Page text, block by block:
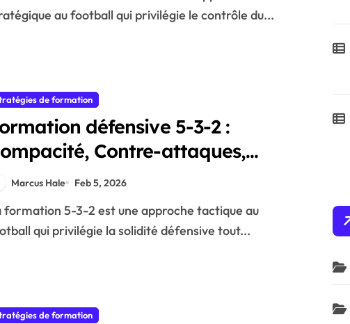
au football qui privilégie le contrôle du...
de formation
défensive 5-3-2 :
Contre-attaques,
Positionnement
Marcus Hale Feb 5, 2026
qui privilégie la solidité défensive tout...
de formation